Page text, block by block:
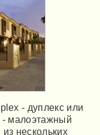
- дуплекс или
малоэтажный
нескольких